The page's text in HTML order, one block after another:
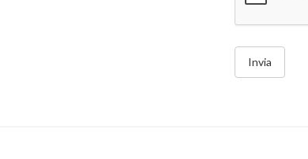
Invia